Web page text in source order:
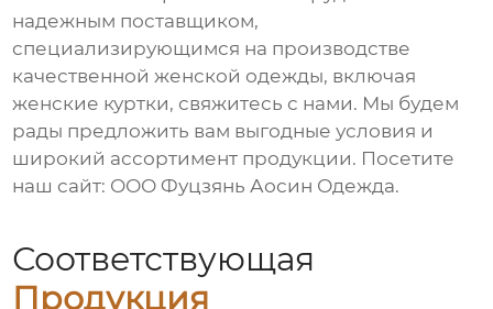
надежным поставщиком,
специализирующимся на производстве
качественной женской одежды, включая
женские куртки, свяжитесь с нами. Мы будем
рады предложить вам выгодные условия и
широкий ассортимент продукции. Посетите
наш сайт: ООО Фуцзянь Аосин Одежда.
Соответствующая
Продукция